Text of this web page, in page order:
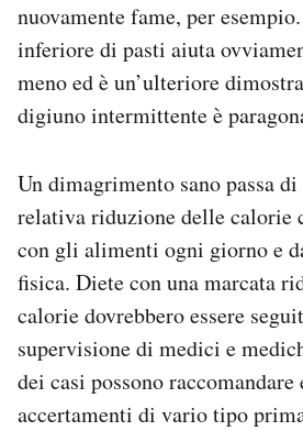
nuovamente fame, per
inferiore di pasti aiuta
meno ed è un’ulteriore
digiuno intermittente è
Un dimagrimento sano passa
relativa riduzione delle calorie
con gli alimenti ogni giorno e
fisica. Diete con una marcata
calorie dovrebbero essere
supervisione di medici e
dei casi possono raccomandare
accertamenti di vario tipo